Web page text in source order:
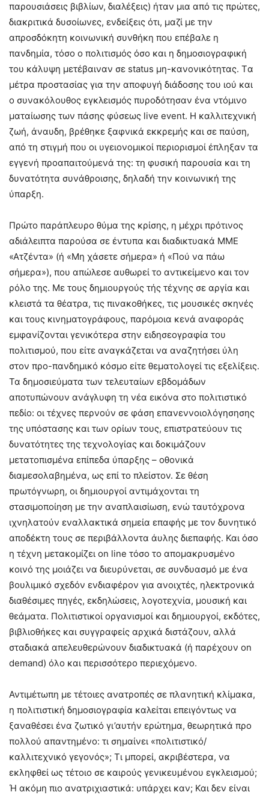
παρουσιάσεις βιβλίων, διαλέξεις) ήταν μια από τις πρώτες,
διακριτικά δυσοίωνες, ενδείξεις ότι, μαζί με την
απροσδόκητη κοινωνική συνθήκη που επέβαλε η
πανδημία, τόσο ο πολιτισμός όσο και η δημοσιογραφική
του κάλυψη μετέβαιναν σε status μη-κανονικότητας. Tα
μέτρα προστασίας για την αποφυγή διάδοσης του ιού και
ο συνακόλουθος εγκλεισμός πυροδότησαν ένα ντόμινο
ματαίωσης των πάσης φύσεως live event. Η καλλιτεχνική
ζωή, άναυδη, βρέθηκε ξαφνικά εκκρεμής και σε παύση,
από τη στιγμή που οι υγειονομικοί περιορισμοί έπληξαν τα
εγγενή προαπαιτούμενά της: τη φυσική παρουσία και τη
δυνατότητα συνάθροισης, δηλαδή την κοινωνική της
ύπαρξη.
Πρώτο παράπλευρο θύμα της κρίσης, η μέχρι πρότινος
αδιάλειπτα παρούσα σε έντυπα και διαδικτυακά ΜΜΕ
«Ατζέντα» (ή «Μη χάσετε σήμερα» ή «Πού να πάω
σήμερα»), που απώλεσε αυθωρεί το αντικείμενο και τον
ρόλο της. Με τους δημιουργούς τής τέχνης σε αργία και
κλειστά τα θέατρα, τις πινακοθήκες, τις μουσικές σκηνές
και τους κινηματογράφους, παρόμοια κενά αναφοράς
εμφανίζονται γενικότερα στην ειδησεογραφία του
πολιτισμού, που είτε αναγκάζεται να αναζητήσει ύλη
στον προ-πανδημικό κόσμο είτε θεματολογεί τις εξελίξεις.
Τα δημοσιεύματα των τελευταίων εβδομάδων
αποτυπώνουν ανάγλυφη τη νέα εικόνα στο πολιτιστικό
πεδίο: οι τέχνες περνούν σε φάση επανεννοιολόγησησης
της υπόστασης και των ορίων τους, επιστρατεύουν τις
δυνατότητες της τεχνολογίας και δοκιμάζουν
μετατοπισμένα επίπεδα ύπαρξης – οθονικά
διαμεσολαβημένα, ως επί το πλείστον. Σε θέση
πρωτόγνωρη, οι δημιουργοί αντιμάχονται τη
στασιμοποίηση με την αναπλαισίωση, ενώ ταυτόχρονα
ιχνηλατούν εναλλακτικά σημεία επαφής με τον δυνητικό
αποδέκτη τους σε περιβάλλοντα άυλης διεπαφής. Και όσο
η τέχνη μετακομίζει on line τόσο το απομακρυσμένο
κοινό της μοιάζει να διευρύνεται, σε συνδυασμό με ένα
βουλιμικό σχεδόν ενδιαφέρον για ανοιχτές, ηλεκτρονικά
διαθέσιμες πηγές, εκδηλώσεις, λογοτεχνία, μουσική και
θεάματα. Πολιτιστικοί οργανισμοί και δημιουργοί, εκδότες,
βιβλιοθήκες και συγγραφείς αρχικά διστάζουν, αλλά
σταδιακά απελευθερώνουν διαδικτυακά (ή παρέχουν on
demand) όλο και περισσότερο περιεχόμενο.
Αντιμέτωπη με τέτοιες ανατροπές σε πλανητική κλίμακα,
η πολιτιστική δημοσιογραφία καλείται επειγόντως να
ξαναθέσει ένα ζωτικό γι’αυτήν ερώτημα, θεωρητικά προ
πολλού απαντημένο: τι σημαίνει «πολιτιστικό/
καλλιτεχνικό γεγονός»; Τι μπορεί, ακριβέστερα, να
εκληφθεί ως τέτοιο σε καιρούς γενικευμένου εγκλεισμού;
Ή ακόμη πιο ανατριχιαστικά: υπάρχει καν; Και δεν είναι